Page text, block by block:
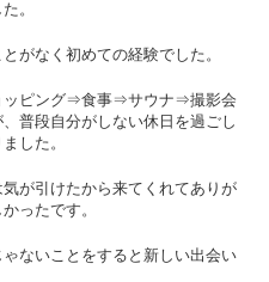
。
がなく初めての経験でした。
ッピング⇒食事⇒サウナ⇒撮影会
普段自分がしない休日を過ごし
した。
が引けたから来てくれてありが
ったです。
ないことをすると新しい出会い